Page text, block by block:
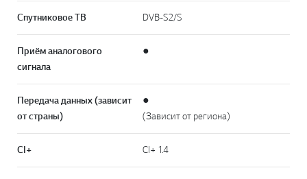
Спутниковое ТВ DVB-S2/S
Приём аналогового
сигнала
●
Передача данных (зависит
от страны)
●
(Зависит от региона)
CI+ CI+ 1.4